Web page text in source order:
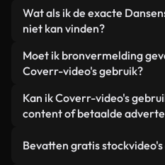
video's. Elke video is
altijd weet wat je gebruikt.
Niet als u voor onze
kiest. Wij bieden
achtergrond. Zo blijft de
laadtijden
statistieken zoals LCP
Wat als ik de exacte
niet kan vinden?
Met Coverr AI Studio
Beschrijf de scène –
enkele seconden een
voldoet aan onze
Moet ik bronvermelding
Coverr-video's gebruik?
Naamsvermelding is niet
onze stockbibliotheek zijn
hoewel dit altijd op prijs
Kan ik Coverr-video's
content of betaalde
gebruikt in YouTube-
Bevatten gratis